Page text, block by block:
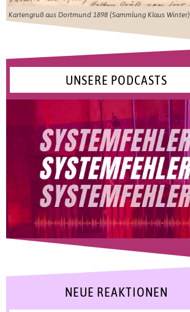
Kartengruß aus Dortmund 1898 (Sammlung Klaus Winter)
UNSERE PODCASTS
NEUE REAKTIONEN